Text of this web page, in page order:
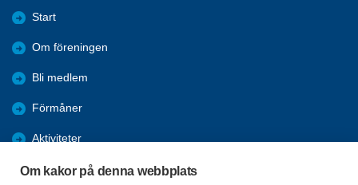
Om kakor på denna webbplats
Start
Om föreningen
Bli medlem
Förmåner
Aktiviteter
Bildgalleri